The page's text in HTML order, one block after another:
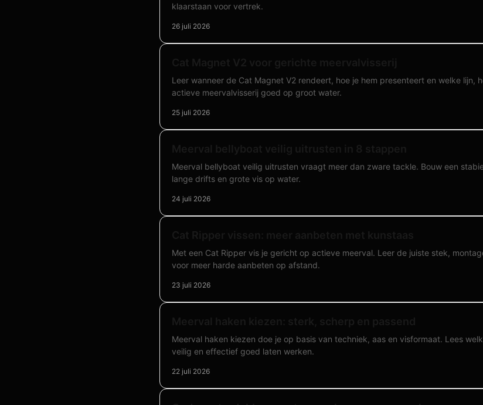
klaarstaan voor vertrek.
26 juli 2026
Leer wanneer de Cat Magnet V2 rendeert, hoe je hem presenteert en welke lijn,
actieve meervalvisserij goed op groot water.
25 juli 2026
Meerval bellyboat veilig uitrusten vraagt meer dan zware tackle. Bouw een
lange drifts en grote vis op water.
24 juli 2026
Met een Cat Ripper vis je gericht op actieve meerval. Leer de juiste stek,
voor meer harde aanbeten op afstand.
23 juli 2026
Meerval haken kiezen doe je op basis van techniek, aas en visformaat. Lees
veilig en effectief goed laten werken.
22 juli 2026